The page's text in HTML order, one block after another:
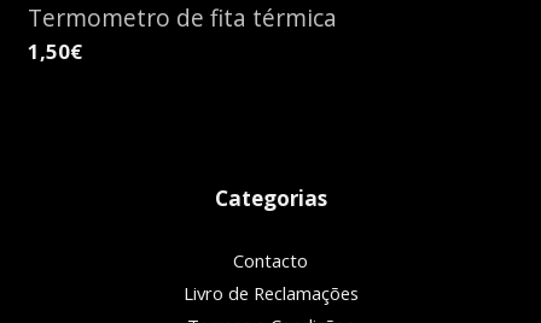
Termometro de fita térmica
1,50€
Categorias
Contacto
Livro de Reclamações